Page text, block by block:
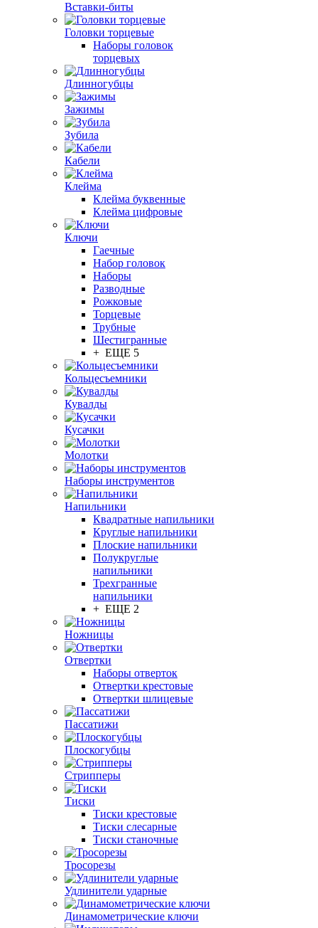
Вставки-биты
Головки торцевые
Наборы головок
торцевых
Длинногубцы
Зажимы
Зубила
Кабели
Клейма
Клейма буквенные
Клейма цифровые
Ключи
Гаечные
Набор головок
Наборы
Разводные
Рожковые
Торцевые
Трубные
Шестигранные
+ ЕЩЕ 5
Кольцесъемники
Кувалды
Кусачки
Молотки
Наборы инструментов
Напильники
Квадратные напильники
Круглые напильники
Плоские напильники
Полукруглые
напильники
Трехгранные
напильники
+ ЕЩЕ 2
Ножницы
Отвертки
Наборы отверток
Отвертки крестовые
Отвертки шлицевые
Пассатижи
Плоскогубцы
Стрипперы
Тиски
Тиски крестовые
Тиски слесарные
Тиски станочные
Тросорезы
Удлинители ударные
Динамометрические ключи